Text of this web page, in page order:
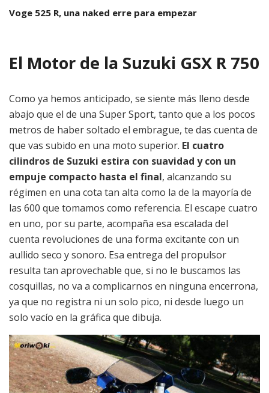
Voge 525 R, una naked erre para empezar
El Motor de la Suzuki GSX R 750
Como ya hemos anticipado, se siente más lleno desde
abajo que el de una Super Sport, tanto que a los pocos
metros de haber soltado el embrague, te das cuenta de
que vas subido en una moto superior. El cuatro
cilindros de Suzuki estira con suavidad y con un
empuje compacto hasta el final, alcanzando su
régimen en una cota tan alta como la de la mayoría de
las 600 que tomamos como referencia. El escape cuatro
en uno, por su parte, acompaña esa escalada del
cuenta revoluciones de una forma excitante con un
aullido seco y sonoro. Esa entrega del propulsor
resulta tan aprovechable que, si no le buscamos las
cosquillas, no va a complicarnos en ninguna encerrona,
ya que no registra ni un solo pico, ni desde luego un
solo vacío en la gráfica que dibuja.